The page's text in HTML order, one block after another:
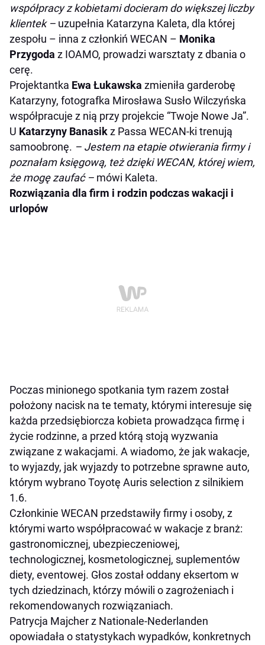
współpracy z kobietami docieram do większej liczby
klientek – uzupełnia Katarzyna Kaleta, dla której
zespołu – inna z członkiń WECAN – Monika
Przygoda z IOAMO, prowadzi warsztaty z dbania o
cerę.
Projektantka Ewa Łukawska zmieniła garderobę
Katarzyny, fotografka Mirosława Susło Wilczyńska
współpracuje z nią przy projekcie “Twoje Nowe Ja”.
U Katarzyny Banasikz Passa WECAN-ki trenują
samoobronę. – Jestem na etapie otwierania firmy i
poznałam księgową, też dzięki WECAN, której wiem,
że mogę zaufać – mówi Kaleta.
Rozwiązania dla firm i rodzin podczas wakacji i
urlopów
Poczas minionego spotkania tym razem został
położony nacisk na te tematy, którymi interesuje się
każda przedsiębiorcza kobieta prowadząca firmę i
życie rodzinne, a przed którą stoją wyzwania
związane z wakacjami. A wiadomo, że jak wakacje,
to wyjazdy, jak wyjazdy to potrzebne sprawne auto,
którym wybrano Toyotę Auris selection z silnikiem
1.6.
Członkinie WECAN przedstawiły firmy i osoby, z
którymi warto współpracować w wakacje z branż:
gastronomicznej, ubezpieczeniowej,
technologicznej, kosmetologicznej, suplementów
diety, eventowej. Głos został oddany eksertom w
tych dziedzinach, którzy mówili o zagrożeniach i
rekomendowanych rozwiązaniach.
Patrycja Majcher z Nationale-Nederlanden
opowiadała o statystykach wypadków, konkretnych